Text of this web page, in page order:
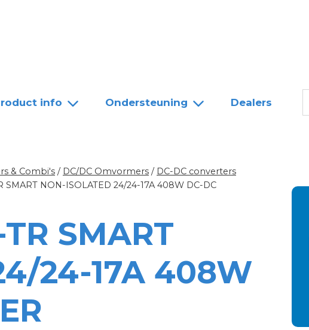
info Ondersteuning Dealers
& Combi's / DC/DC Omvormers / DC-DC converters
SMART NON-ISOLATED 24/24-17A 408W DC-DC
SMART
24-17A 408W